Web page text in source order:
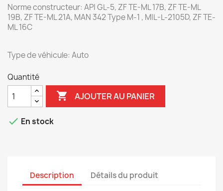
Norme constructeur: API GL-5, ZF TE-ML 17B, ZF TE-ML
19B, ZF TE-ML 21A, MAN 342 Type M-1 , MIL-L-2105D, ZF TE-
ML 16C
Type de véhicule: Auto
Quantité
 AJOUTER AU PANIER
 En stock
Description Détails du produit